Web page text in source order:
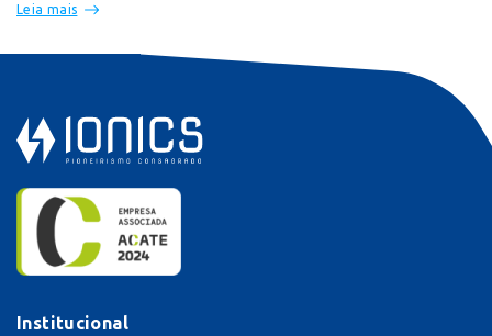
Leia mais
Institucional